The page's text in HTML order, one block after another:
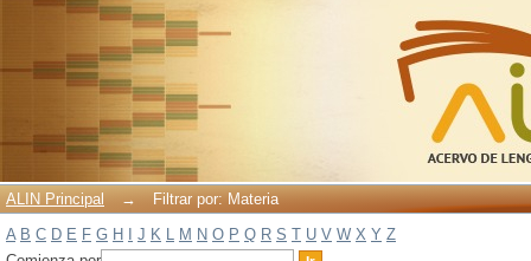
ALIN Principal →
Filtrar por: Materia
A B C D E F G H J K L M N O P Q R S T U V W X Y Z